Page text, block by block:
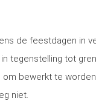
de feestdagen in
tegenstelling tot
bewerkt te
niet.